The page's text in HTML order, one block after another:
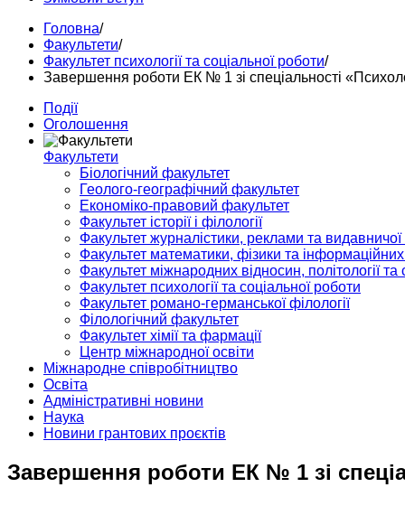
Головна/
Факультети/
Факультет психології та соціальної роботи/
Завершення роботи ЕК № 1 зі спеціальності
Події
Оголошення
Факультети
Біологічний факультет
Геолого-географічний факультет
Економіко-правовий факультет
Факультет історії і філології
Факультет журналістики, реклами та
Факультет математики, фізики та інформаційних
Факультет міжнародних відносин, політології та
Факультет психології та соціальної роботи
Факультет романо-германської філології
Філологічний факультет
Факультет хімії та фармації
Центр міжнародної освіти
Міжнародне співробітництво
Освіта
Адміністративні новини
Наука
Новини грантових проєктів
Завершення роботи ЕК № 1 зі